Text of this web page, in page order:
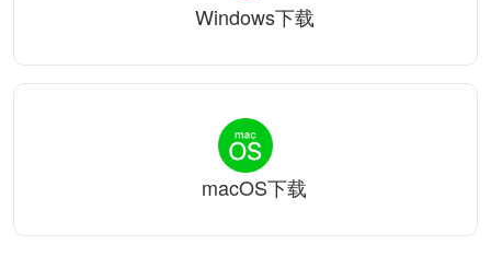
Windows下载
macOS下载